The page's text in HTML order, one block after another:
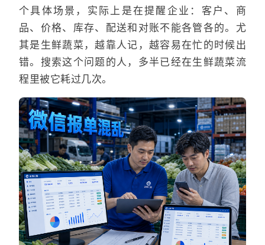
个具体场景，实际上是在提醒企业：客户、商
品、价格、库存、配送和对账不能各管各的。尤
其是生鲜蔬菜，越靠人记，越容易在忙的时候出
错。搜索这个问题的人，多半已经在生鲜蔬菜流
程里被它耗过几次。